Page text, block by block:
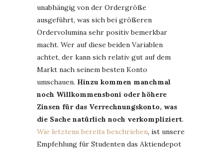
unabhängig von der Ordergröße
ausgeführt, was sich bei größeren
Ordervolumina sehr positiv bemerkbar
macht. Wer auf diese beiden Variablen
achtet, der kann sich relativ gut auf dem
Markt nach seinem besten Konto
umschauen. Hinzu kommen manchmal
noch Willkommensboni oder höhere
Zinsen für das Verrechnungskonto, was
die Sache natürlich noch verkompliziert.
Wie letztens bereits beschrieben, ist unsere
Empfehlung für Studenten das Aktiendepot